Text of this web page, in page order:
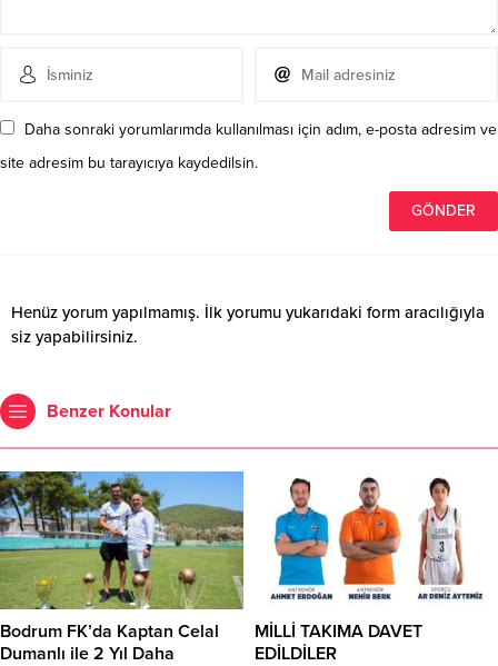
Daha sonraki yorumlarımda kullanılması için adım, e-posta adresim ve
site adresim bu tarayıcıya kaydedilsin.
Henüz yorum yapılmamış. İlk yorumu yukarıdaki form aracılığıyla
siz yapabilirsiniz.
Benzer Konular
Bodrum FK’da Kaptan Celal
Dumanlı ile 2 Yıl Daha
MİLLİ TAKIMA DAVET
EDİLDİLER